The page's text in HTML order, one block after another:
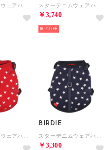
￥3,740
60%
BIRDIE
￥3,300